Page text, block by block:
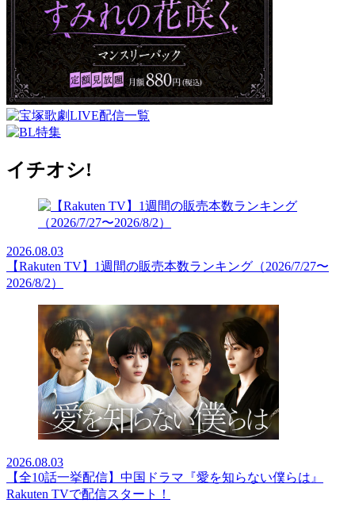
イチオシ!
2026.08.03
【Rakuten TV】1週間の販売本数ランキング（2026/7/27〜
2026/8/2）
2026.08.03
【全10話一挙配信】中国ドラマ『愛を知らない僕らは』
Rakuten TVで配信スタート！